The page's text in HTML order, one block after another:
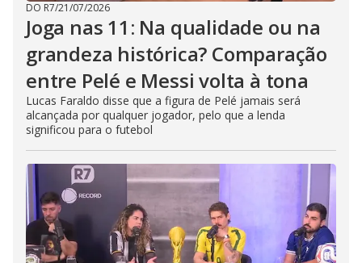
DO R7/21/07/2026
Joga nas 11: Na qualidade ou na
grandeza histórica? Comparação
entre Pelé e Messi volta à tona
Lucas Faraldo disse que a figura de Pelé jamais será
alcançada por qualquer jogador, pelo que a lenda
significou para o futebol